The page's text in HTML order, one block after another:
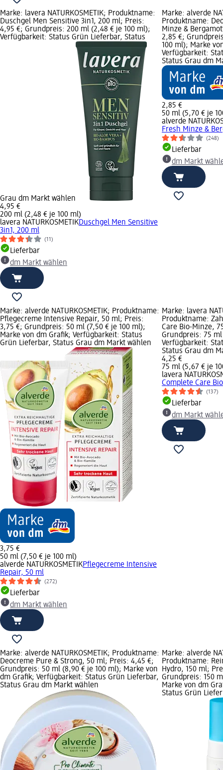
Marke: lavera NATURKOSMETIK; Produktname:
Duschgel Men Sensitive 3in1, 200 ml; Preis:
4,95 €; Grundpreis: 200 ml (2,48 € je 100 ml);
Verfügbarkeit: Status Grün Lieferbar, Status
Grau dm Markt wählen
4,95 €
200 ml (2,48 € je 100 ml)
lavera NATURKOSMETIKDuschgel Men Sensitive
3in1, 200 ml
(11)
Lieferbar
dm Markt wählen
Marke: alverde
Produktname:
Minze &
2,85 €;
100 ml); Marke
Verfügbarkeit:
Status Grau dm
2,85 €
50 ml (5,70 € je
alverde
Fresh Minze &
(248)
Lieferbar
dm Markt
Marke: alverde NATURKOSMETIK; Produktname:
Pflegecreme Intensive Repair, 50 ml; Preis:
3,75 €; Grundpreis: 50 ml (7,50 € je 100 ml);
Marke von dm Grafik; Verfügbarkeit: Status
Grün Lieferbar, Status Grau dm Markt wählen
3,75 €
50 ml (7,50 € je 100 ml)
alverde NATURKOSMETIKPflegecreme Intensive
Repair, 50 ml
(272)
Lieferbar
dm Markt wählen
Marke: lavera
Produktname:
Care Bio-Minze,
Grundpreis: 75
Verfügbarkeit:
Status Grau dm
4,25 €
75 ml (5,67 € je
lavera
Complete Care
(137)
Lieferbar
dm Markt
Marke: alverde NATURKOSMETIK; Produktname:
Deocreme Pure & Strong, 50 ml; Preis: 4,45 €;
Grundpreis: 50 ml (8,90 € je 100 ml); Marke von
dm Grafik; Verfügbarkeit: Status Grün Lieferbar,
Status Grau dm Markt wählen
Marke: alverde
Produktname:
Hydro, 150 ml;
Grundpreis: 150
Marke von dm
Status Grün